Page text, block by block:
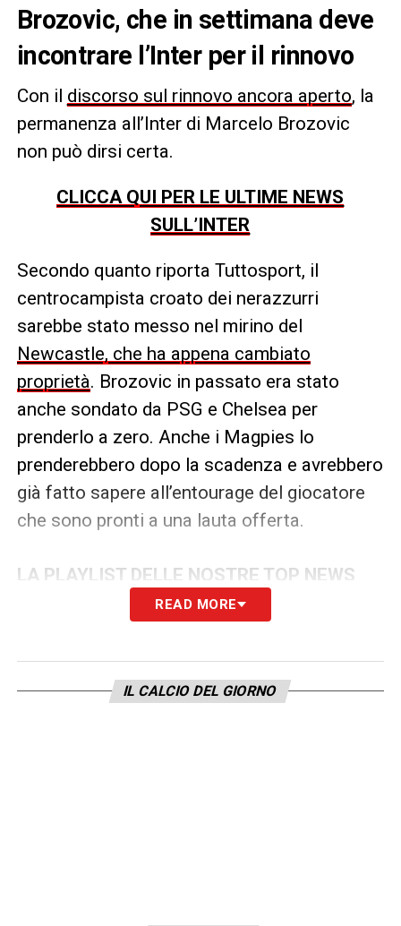
Brozovic, che in settimana deve
incontrare l’Inter per il rinnovo
Con il discorso sul rinnovo ancora aperto, la
permanenza all’Inter di Marcelo Brozovic
non può dirsi certa.
CLICCA QUI PER LE ULTIME NEWS
SULL’INTER
Secondo quanto riporta Tuttosport, il
centrocampista croato dei nerazzurri
sarebbe stato messo nel mirino del
Newcastle, che ha appena cambiato
proprietà. Brozovic in passato era stato
anche sondato da PSG e Chelsea per
prenderlo a zero. Anche i Magpies lo
prenderebbero dopo la scadenza e avrebbero
già fatto sapere all’entourage del giocatore
che sono pronti a una lauta offerta.
LA PLAYLIST DELLE NOSTRE TOP NEWS
READ MORE
IL CALCIO DEL GIORNO